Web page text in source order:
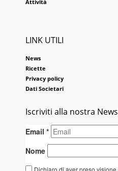
Attività
LINK UTILI
News
Ricette
Privacy policy
Dati Societari
Iscriviti alla nostra